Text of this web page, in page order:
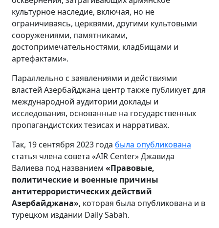
культурное наследие, включая, но не
ограничиваясь, церквями, другими культовыми
сооружениями, памятниками,
достопримечательностями, кладбищами и
артефактами».
Параллельно с заявлениями и действиями
властей Азербайджана центр также публикует для
международной аудитории доклады и
исследования, основанные на государственных
пропагандистских тезисах и нарративах.
Так, 19 сентября 2023 года была опубликована
статья члена совета «AIR Center» Джавида
Валиева под названием «Правовые,
политические и военные причины
антитеррористических действий
Азербайджана», которая была опубликована и в
турецком издании Daily Sabah.